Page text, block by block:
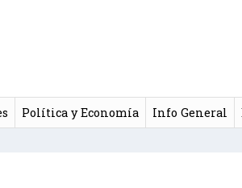
Política y Economía Info General